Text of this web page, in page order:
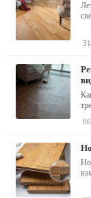
ремонт трещин в стяжке пола своими руками (фото,